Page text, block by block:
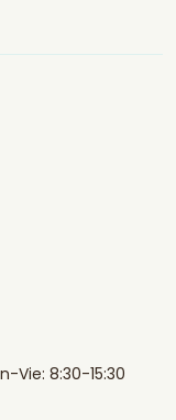
Vie: 8:30-15:30